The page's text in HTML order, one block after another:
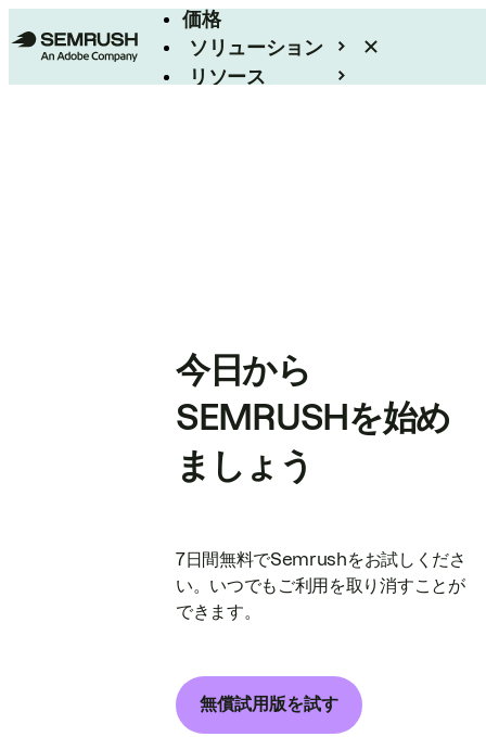
価格
ソリューション
リソース
今日から
SEMRUSHを始め
ましょう
7日間無料でSemrushをお試しくださ
い。いつでもご利用を取り消すことが
できます。
無償試用版を試す